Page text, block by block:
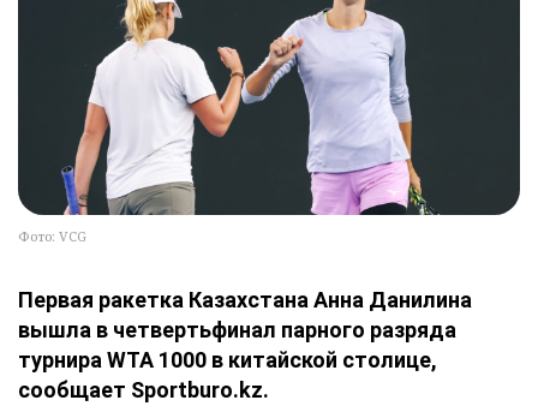
Фото: VCG
Первая ракетка Казахстана Анна Данилина
вышла в четвертьфинал парного разряда
турнира WTA 1000 в китайской столице,
сообщает Sportburo.kz.